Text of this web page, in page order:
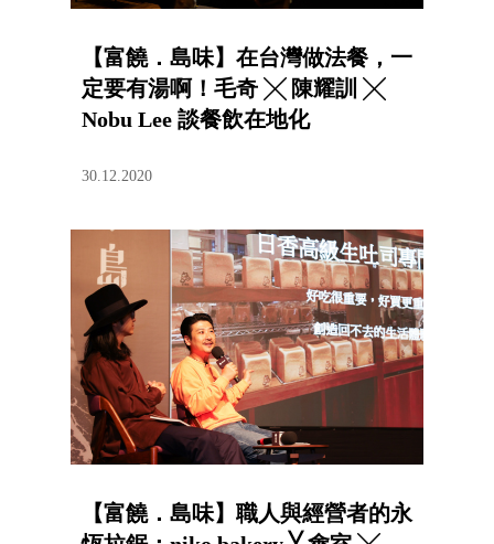
【富饒．島味】在台灣做法餐，一
定要有湯啊！毛奇 ╳ 陳耀訓 ╳
Nobu Lee 談餐飲在地化
30.12.2020
【富饒．島味】職人與經營者的永